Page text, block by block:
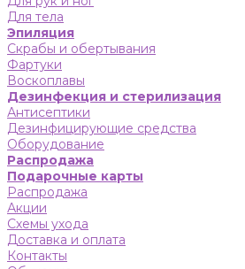
Для тела
Эпиляция
Скрабы и обертывания
Фартуки
Воскоплавы
Дезинфекция и стерилизация
Антисептики
Дезинфицирующие средства
Оборудование
Распродажа
Подарочные карты
Распродажа
Акции
Схемы ухода
Доставка и оплата
Контакты